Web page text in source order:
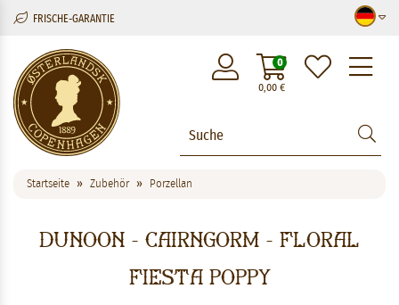
FRISCHE-GARANTIE
0,00€
0
Startseite Zubehör Porzellan
Dunoon - Cairngorm - Floral
Fiesta Poppy